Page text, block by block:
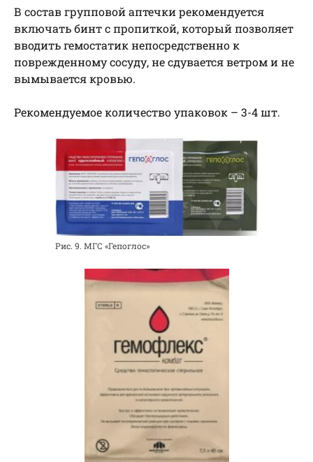
В состав групповой аптечки рекомендуется
включать бинт с пропиткой, который позволяет
вводить гемостатик непосредственно к
поврежденному сосуду, не сдувается ветром и не
вымывается кровью.
Рекомендуемое количество упаковок – 3-4 шт.
Рис. 9. МГС «Гепоглос»